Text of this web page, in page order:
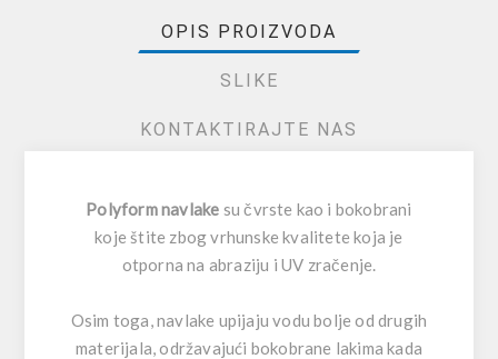
OPIS PROIZVODA
SLIKE
KONTAKTIRAJTE NAS
Polyform navlake su čvrste kao i bokobrani
koje štite zbog vrhunske kvalitete koja je
otporna na abraziju i UV zračenje.
Osim toga, navlake upijaju vodu bolje od drugih
materijala, održavajući bokobrane lakima kada